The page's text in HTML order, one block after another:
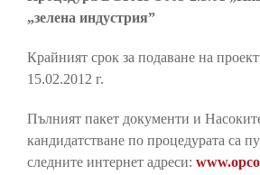
„зелена индустрия”
Крайният срок за подаване на
15.02.2012 г.
Пълният пакет документи и
кандидатстване по процедурата са
следните интернет адреси: